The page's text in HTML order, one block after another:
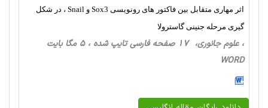
اثر مهاری متقابل بین فاکتور های رونویسی Sox3 و Snail ، در شکل
گیری مرحله جنینی گاسترولا
، علوم جانوری، 17 صفحه فارسی تایپ شده ، 5 مگا بایت
WORD